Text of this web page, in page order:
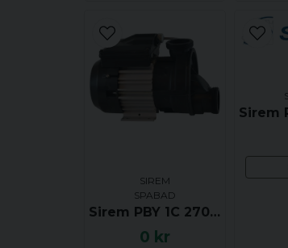
SIREM
SPABAD
Sirem PBY 1C 270 L4B - UTGÅTT
0 kr